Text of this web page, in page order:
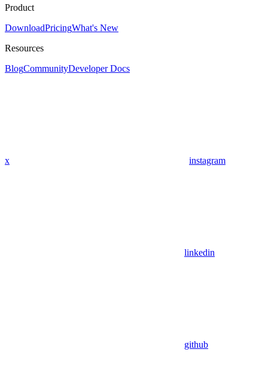
Product
DownloadPricingWhat's New
Resources
BlogCommunityDeveloper Docs
x instagram
linkedin
github